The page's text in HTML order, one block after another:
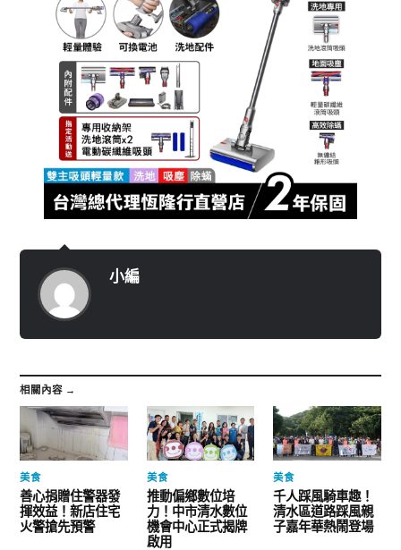
小編
相關內容 →
美食
善心捐贈住警器發
揮效益！新店住宅
火警搶先預警
美食
推動偏鄉數位培
力！中市清水數位
機會中心正式揭牌
啟用
美食
千人踩風騎車趣！
清水區道路踩風親
子嘉年華熱鬧登場